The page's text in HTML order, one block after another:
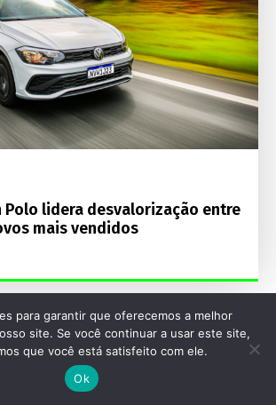
Polo lidera desvalorização entre
mais vendidos
Online
para garantir que oferecemos a melhor
site. Se você continuar a usar este site,
que você está satisfeito com ele.
Ok